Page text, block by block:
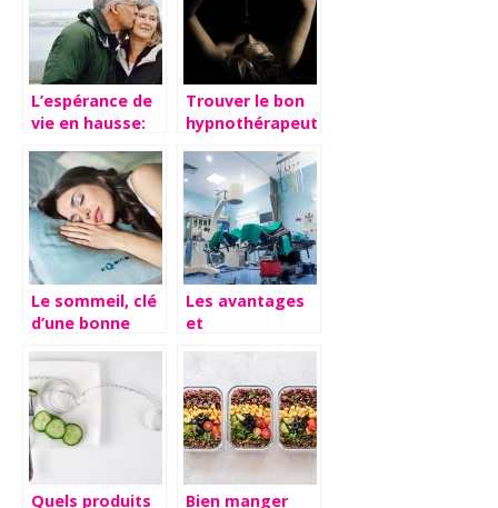
L’espérance de
vie en hausse:
en bonne
santé?
Trouver le bon
hypnothérapeute
votre stress
Le sommeil, clé
d’une bonne
Les avantages
et
intervention de
chirurgie
Quels produits
Bien manger